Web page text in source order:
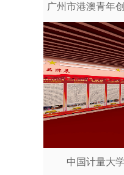
广州市港澳青年
中国计量大